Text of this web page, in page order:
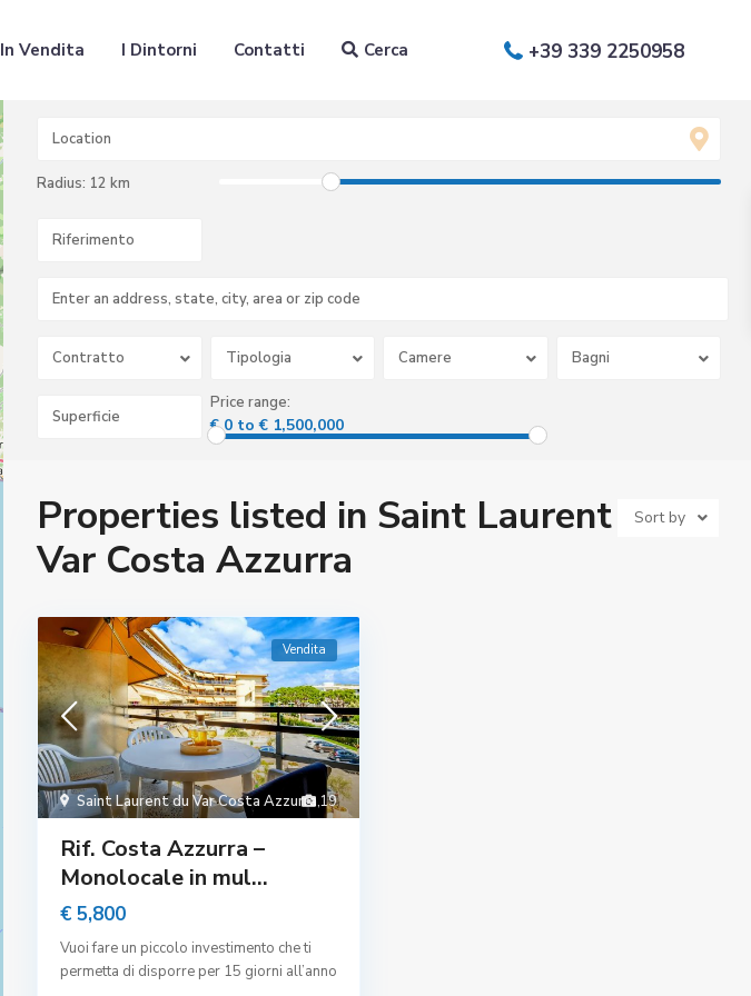
+39 339 2250958
In Vendita I Dintorni Contatti Cerca
Radius: 12 km
Contratto Tipologia Camere Bagni
Price range:
€ 0 to € 1,500,000
Sort by
Properties listed in Saint Laurent du
Var Costa Azzurra
19
Saint Laurent du Var Costa Azzurra,
Vendita
Rif. Costa Azzurra –
Monolocale in mul...
€ 5,800
Vuoi fare un piccolo investimento che ti
permetta di disporre per 15 giorni all’anno